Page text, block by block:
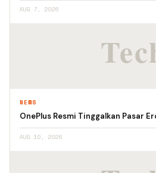
AUG 7, 2026
NEWS
OnePlus Resmi Tinggalkan Pasar
AUG 10, 2026